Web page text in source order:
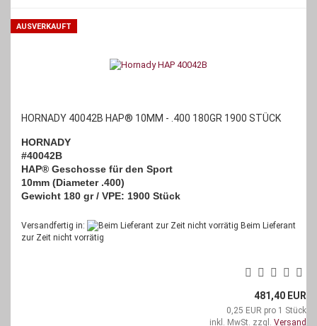
AUSVERKAUFT
HORNADY 40042B HAP® 10MM - .400 180GR 1900 STÜCK
HORNADY
#40042B
HAP® Geschosse für den Sport
10mm (Diameter .400)
Gewicht 180 gr / VPE: 1900 Stück
Versandfertig in:
Beim Lieferant
zur Zeit nicht vorrätig
481,40 EUR
0,25 EUR pro 1 Stück
inkl. MwSt. zzgl. Versand